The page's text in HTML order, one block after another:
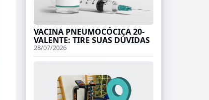
VACINA PNEUMOCÓCICA 20-
VALENTE: TIRE SUAS DÚVIDAS
28/07/2026